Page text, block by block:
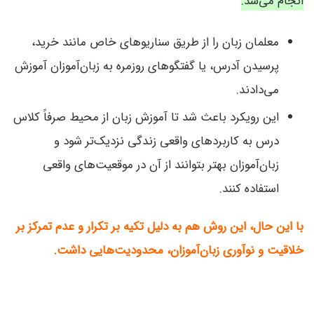
معلمان زبان را از طریق سناریوهای خاص مانند خرید،
پرسیدن آدرس، یا گفتگوهای روزمره به زبان‌آموزان آموزش
می‌دادند.
این رویکرد باعث شد تا آموزش زبان از محیط صرفاً کلاس
درس به کاربردهای واقعی زندگی نزدیک‌تر شود و
زبان‌آموزان بهتر بتوانند از آن در موقعیت‌های واقعی
استفاده کنند.
با این حال، این روش هم به دلیل تکیه بر تکرار و عدم تمرکز بر
خلاقیت و نوآوری زبان‌آموزان، محدودیت‌هایی داشت.